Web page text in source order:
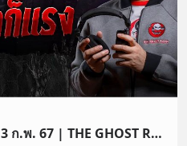
ขิงก็รา ข่าก็แรง • ป้าแมว | 3 ก.พ. 67 | THE GHOST RADIO